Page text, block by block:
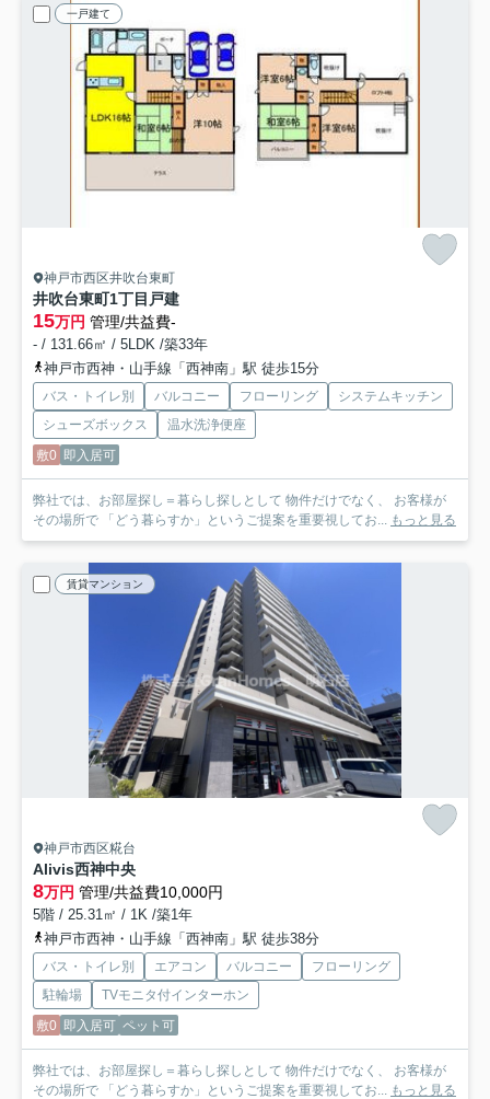
一戸建て
神戸市西区井吹台東町
井吹台東町1丁目戸建
15万円 管理/共益費-
- / 131.66㎡ / 5LDK /築33年
神戸市西神・山手線「西神南」駅 徒歩15分
バス・トイレ別 バルコニー フローリング
システムキッチン
シューズボックス
温水洗浄便座
敷0 即入居可
弊社では、お部屋探し＝暮らし探しとして 物件だけでなく、 お客様が
その場所で 「どう暮らすか」というご提案を重要視してお... もっと見る
賃貸マンション
神戸市西区糀台
Alivis西神中央
8万円 管理/共益費10,000円
5階 / 25.31㎡ / 1K /築1年
神戸市西神・山手線「西神南」駅 徒歩38分
バス・トイレ別 エアコン バルコニー
フローリング
駐輪場
TVモニタ付インターホン
敷0 即入居可 ペット可
弊社では、お部屋探し＝暮らし探しとして 物件だけでなく、 お客様が
その場所で 「どう暮らすか」というご提案を重要視してお... もっと見る